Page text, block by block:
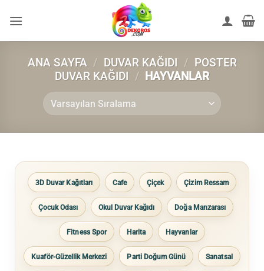
atla
ANA SAYFA / DUVAR KAĞIDI / POSTER
DUVAR KAĞIDI / HAYVANLAR
3D Duvar Kağıtları Cafe Çiçek Çizim Ressam
Çocuk Odası Okul Duvar Kağıdı Doğa Manzarası
Fitness Spor Harita Hayvanlar
Kuaför-Güzellik Merkezi Parti Doğum Günü Sanatsal